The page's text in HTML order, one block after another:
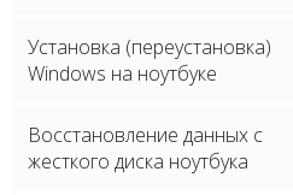
Установка (переустановка)
Windows на ноутбуке
Восстановление данных с
жесткого диска ноутбука